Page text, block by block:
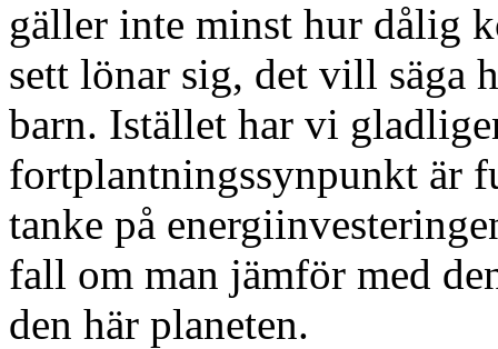
gäller inte minst hur dålig
sett lönar sig, det vill säga
barn. Istället har vi
fortplantningssynpunkt är
tanke på
fall om man jämför med
den här planeten.